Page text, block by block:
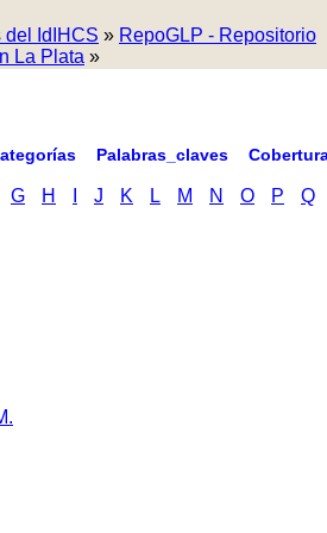
IdIHCS » RepoGLP - Repositorio
La Plata »
Palabras_claves
G H J K L M N O P
Q